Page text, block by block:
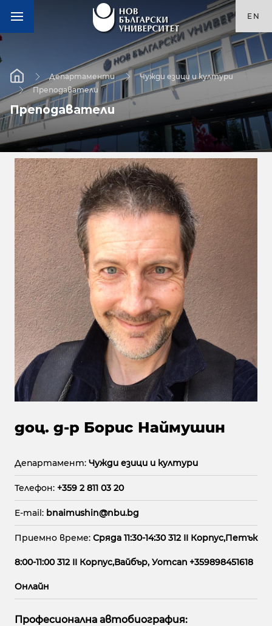
EN
Департаменти
Чужди езици и култури
Преподаватели
Преподаватели
доц. д-р Борис Наймушин
Департамент: Чужди езици и култури
Телефон: +359 2 811 03 20
E-mail: bnaimushin@nbu.bg
Приемно време: Сряда 11:30-14:30 312 II Корпус,Петък
8:00-11:00 312 II Корпус,Вайбър, Уотсап +359898451618
Онлайн
Професионална автобиография: